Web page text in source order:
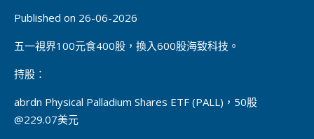
Published on 26-06-2026
五一視界100元食400股，換入600股海致科技。
持股：
abrdn Physical Palladium Shares ETF (PALL)，50股
@229.07美元